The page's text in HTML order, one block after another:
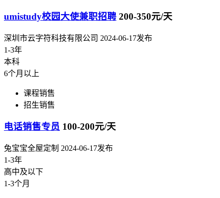
umistudy校园大使兼职招聘 200-350元/天
深圳市云字符科技有限公司 2024-06-17发布
1-3年
本科
6个月以上
课程销售
招生销售
电话销售专员 100-200元/天
兔宝宝全屋定制 2024-06-17发布
1-3年
高中及以下
1-3个月